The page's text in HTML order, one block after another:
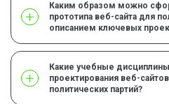
Каким образом можно
прототипа веб-сайта для
описанием ключевых
Какие учебные
проектирования веб-
политических партий?